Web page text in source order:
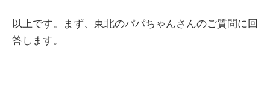
以上です。まず、東北のパパちゃんさんのご質問に回
答します。